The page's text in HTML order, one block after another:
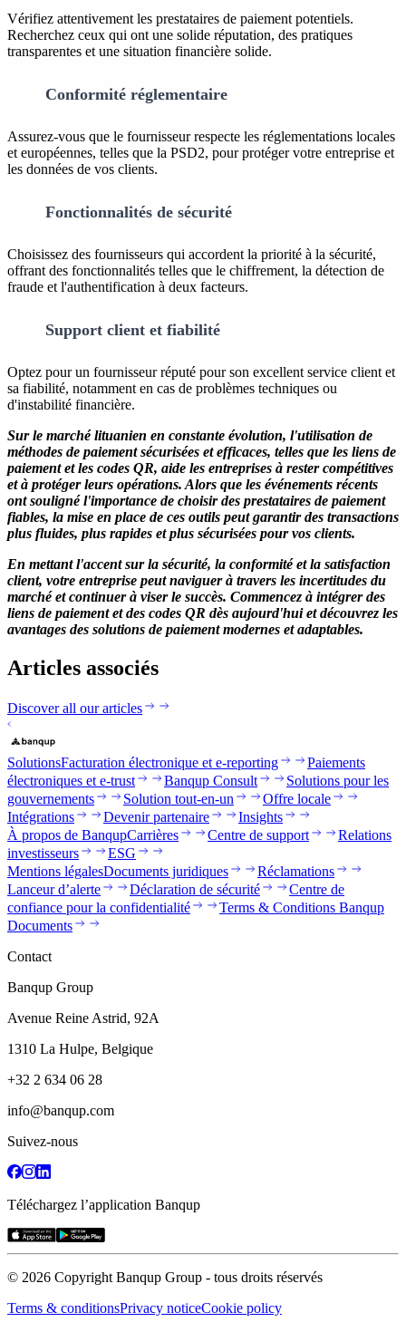
Vérifiez attentivement les prestataires de paiement potentiels.
Recherchez ceux qui ont une solide réputation, des pratiques
transparentes et une situation financière solide.
Conformité réglementaire
Assurez-vous que le fournisseur respecte les réglementations locales
et européennes, telles que la PSD2, pour protéger votre entreprise et
les données de vos clients.
Fonctionnalités de sécurité
Choisissez des fournisseurs qui accordent la priorité à la sécurité,
offrant des fonctionnalités telles que le chiffrement, la détection de
fraude et l'authentification à deux facteurs.
Support client et fiabilité
Optez pour un fournisseur réputé pour son excellent service client et
sa fiabilité, notamment en cas de problèmes techniques ou
d'instabilité financière.
Sur le marché lituanien en constante évolution, l'utilisation de
méthodes de paiement sécurisées et efficaces, telles que les liens de
paiement et les codes QR, aide les entreprises à rester compétitives
et à protéger leurs opérations. Alors que les événements récents
ont souligné l'importance de choisir des prestataires de paiement
fiables, la mise en place de ces outils peut garantir des transactions
plus fluides, plus rapides et plus sécurisées pour vos clients.
En mettant l'accent sur la sécurité, la conformité et la satisfaction
client, votre entreprise peut naviguer à travers les incertitudes du
marché et continuer à viser le succès. Commencez à intégrer des
liens de paiement et des codes QR dès aujourd'hui et découvrez les
avantages des solutions de paiement modernes et adaptables.
Articles associés
Discover all our articles
SolutionsFacturation électronique et e-reporting
Paiements
électroniques et e-trust
Banqup Consult
Solutions pour les
gouvernements
Solution tout-en-un
Offre locale
Intégrations
Devenir partenaire
Insights
À propos de BanqupCarrières Centre de support
Relations
investisseurs
ESG
Mentions légalesDocuments juridiques
Réclamations
Lanceur d’alerte
Déclaration de sécurité
Centre de
confiance pour la confidentialité
Terms & Conditions Banqup
Documents
Contact
Banqup Group
Avenue Reine Astrid, 92A
1310 La Hulpe, Belgique
+32 2 634 06 28
info@banqup.com
Suivez-nous
Téléchargez l’application Banqup
© 2026 Copyright Banqup Group - tous droits réservés
Terms & conditionsPrivacy noticeCookie policy